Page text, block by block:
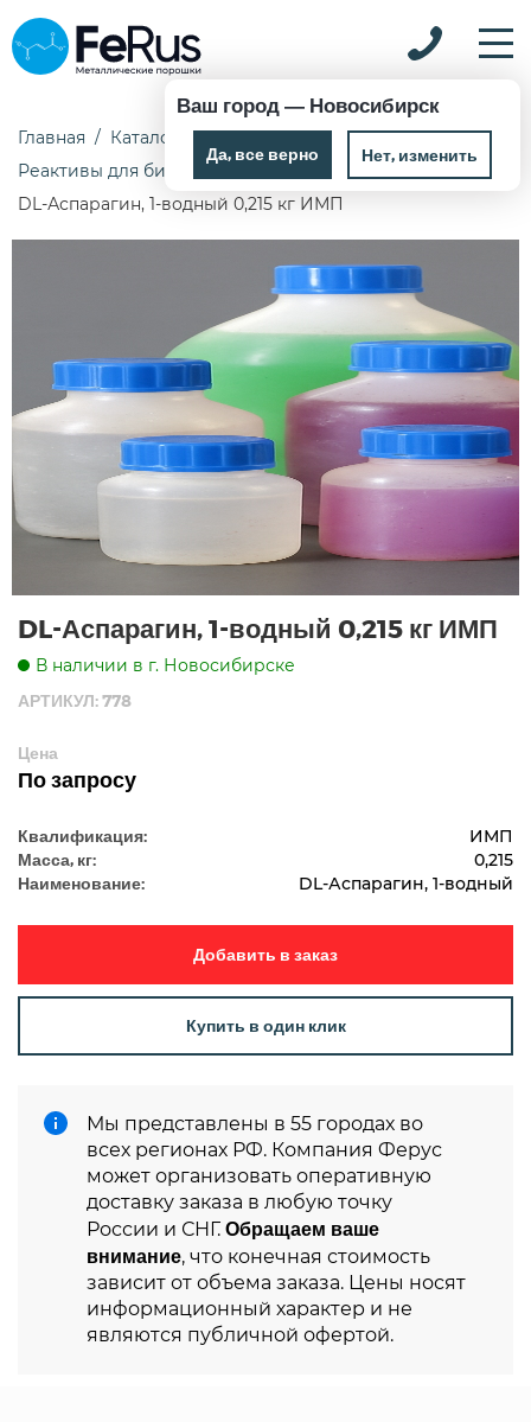
Ваш город — Новосибирск
Да, все верно Нет, изменить
Главная Каталог
Химические реактивы
Реактивы для биохимии, гистохимии и микробиологии
DL-Аспарагин, 1-водный 0,215 кг ИМП
DL-Аспарагин, 1-водный 0,215 кг ИМП
В наличии в г. Новосибирске
АРТИКУЛ: 778
Цена
По запросу
Квалификация: ИМП
Масса, кг: 0,215
Наименование: DL-Аспарагин, 1-водный
Добавить в заказ
Купить в один клик
Мы представлены в 55 городах во
всех регионах РФ. Компания Ферус
может организовать оперативную
доставку заказа в любую точку
России и СНГ. Обращаем ваше
внимание, что конечная стоимость
зависит от объема заказа. Цены носят
информационный характер и не
являются публичной офертой.